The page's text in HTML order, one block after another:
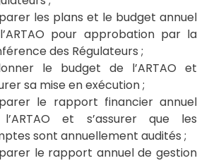
les plans et le budget annuel
pour approbation par la
des Régulateurs ;
le budget de l’ARTAO et
sa mise en exécution ;
le rapport financier annuel
et s’assurer que les
sont annuellement audités ;
le rapport annuel de gestion